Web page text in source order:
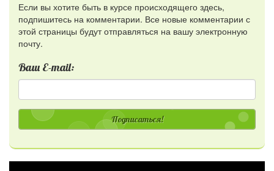
Если вы хотите быть в курсе происходящего здесь,
подпишитесь на комментарии. Все новые комментарии с
этой страницы будут отправляться на вашу электронную
почту.
Ваш E-mail:
Подписаться!